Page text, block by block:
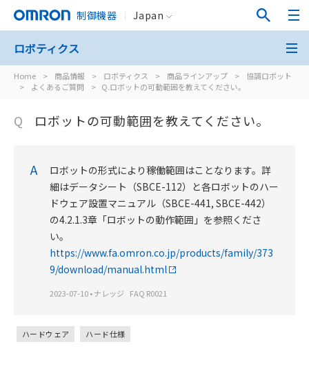
制御機器 Japan
Home > 商品情報 > ロボティクス > 商品ラインアップ >
協調ロボット
>
よくあるご質問 > Q.ロボットの可動範囲を教えてください。
ロボティクス
Q ロボットの可動範囲を教えてください。
A
ロボットの形式により稼働範囲はことなります。詳
細はデータシート（SBCE-112）と各ロボットのハー
ドウェア設置マニュアル（SBCE-441, SBCE-442）
の4.2.1.3章「ロボットの動作範囲」を参照くださ
い。
https://www.fa.omron.co.jp/products/family/373
9/download/manual.html
2023-07-10•ナレッジ FAQ R0021
ハードウェア ハード仕様